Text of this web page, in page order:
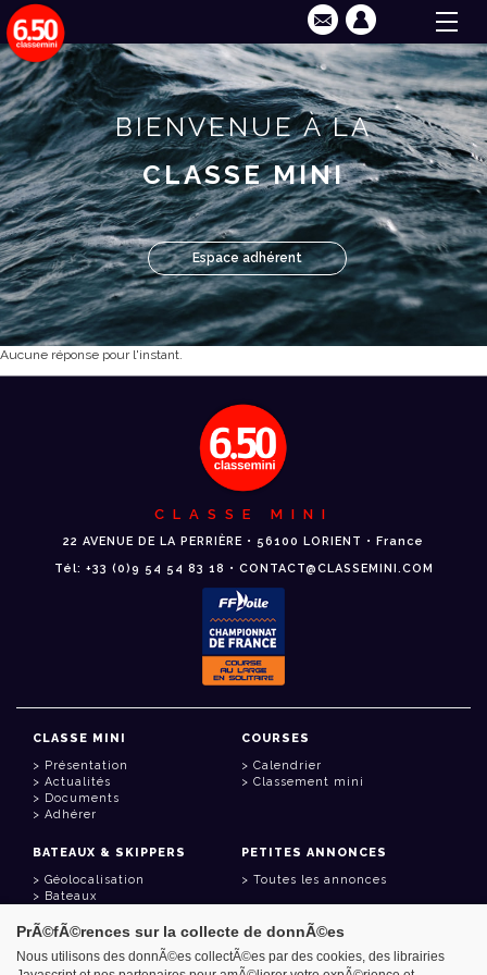
BIENVENUE À LA
CLASSE MINI
Espace adhérent
Aucune réponse pour l'instant.
CLASSE MINI
22 AVENUE DE LA PERRIÈRE • 56100 LORIENT • France
Tél: +33 (0)9 54 54 83 18 • CONTACT@CLASSEMINI.COM
CLASSE MINI
Présentation
Actualités
Documents
Adhérer
COURSES
Calendrier
Classement mini
BATEAUX & SKIPPERS
Géolocalisation
Bateaux
PETITES ANNONCES
Toutes les annonces
LIENS UTILES
PrÃ©fÃ©rences sur la collecte de donnÃ©es
Nous utilisons des donnÃ©es collectÃ©es par des cookies, des librairies